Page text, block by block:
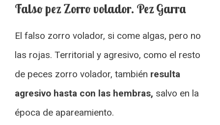
Falso pez Zorro volador. Pez Garra
El falso zorro volador, si come algas, pero no
las rojas. Territorial y agresivo, como el resto
de peces zorro volador, también resulta
agresivo hasta con las hembras, salvo en la
época de apareamiento.